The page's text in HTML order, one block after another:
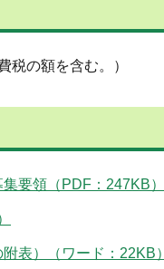
の額を含む。）
要領（PDF：247KB）
表）（ワード：22KB）